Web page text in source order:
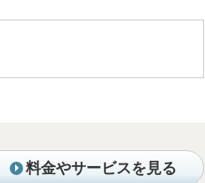
料金やサービスを見る